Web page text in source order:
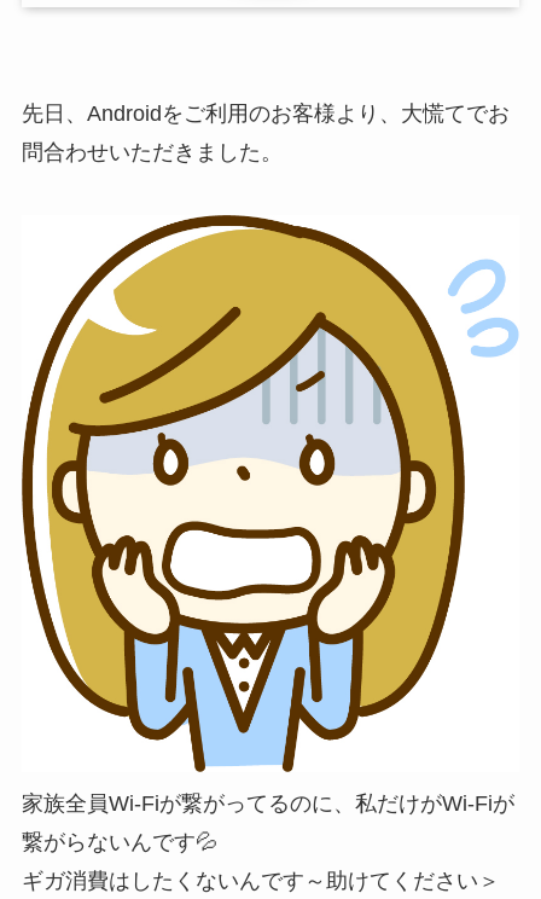
先日、Androidをご利用のお客様より、大慌てでお
問合わせいただきました。
家族全員Wi-Fiが繋がってるのに、私だけがWi-Fiが
繋がらないんです💦
ギガ消費はしたくないんです～助けてください＞